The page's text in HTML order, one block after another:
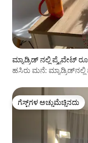
ಮ್ಯಾಡ್ರಿಡ್ ನಲ್ಲಿ ಪ್ರೈವೇಟ್
ಹಸಿರು ಮನೆ:
ಗೆಸ್ಟ್‌ಗಳ ಅಚ್ಚುಮೆಚ್ಚಿನದು
ಗೆಸ್ಟ್‌ಗಳ ಅಚ್ಚುಮೆಚ್ಚಿನದು